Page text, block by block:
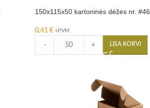
150x115x50 kartoninės dėžės nr. #46
0,41 € +PVM
- + LISA KORVI